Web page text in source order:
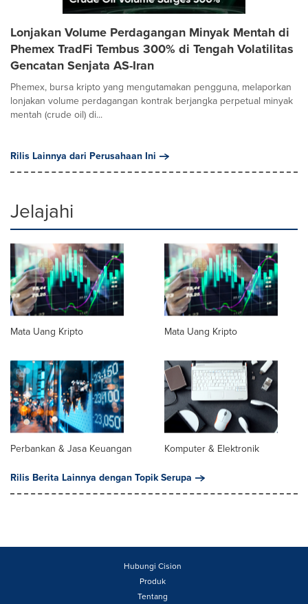
Lonjakan Volume Perdagangan Minyak Mentah di
Phemex TradFi Tembus 300% di Tengah Volatilitas
Gencatan Senjata AS-Iran
Phemex, bursa kripto yang mengutamakan pengguna, melaporkan
lonjakan volume perdagangan kontrak berjangka perpetual minyak
mentah (crude oil) di...
Rilis Lainnya dari Perusahaan Ini
Jelajahi
Mata Uang Kripto Mata Uang Kripto
Perbankan & Jasa Keuangan
Komputer & Elektronik
Rilis Berita Lainnya dengan Topik Serupa
Hubungi Cision
Produk
Tentang